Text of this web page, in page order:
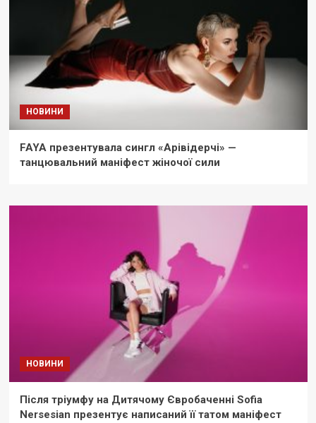
НОВИНИ
FAYA презентувала сингл «Арівідерчі» —
танцювальний маніфест жіночої сили
НОВИНИ
Після тріумфу на Дитячому Євробаченні Sofia
Nersesian презентує написаний її татом маніфест